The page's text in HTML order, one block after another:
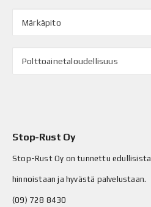
Märkäpito
Polttoainetaloudellisuus
Stop-Rust Oy
Stop-Rust Oy on tunnettu edullisista
hinnoistaan ja hyvästä palvelustaan.
(09) 728 8430